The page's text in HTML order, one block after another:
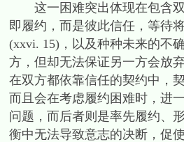
这一困难突出体现在包含双
即履约，而是彼此信任，等待
(xxvi. 15)，以及种种未来的不
方，但却无法保证另一方会放
在双方都依靠信任的契约中，
而且会在考虑履约困难时，进
问题，而后者则是率先履约、
衡中无法导致意志的决断，促